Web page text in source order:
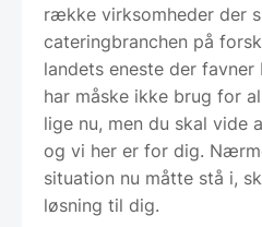
række virksomheder der
cateringbranchen på
landets eneste der favner
har måske ikke brug for
lige nu, men du skal vide
og vi her er for dig.
situation nu måtte stå i,
løsning til dig.